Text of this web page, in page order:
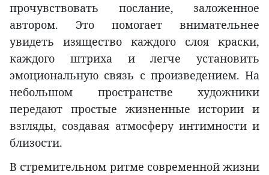
прочувствовать послание, заложенное
автором. Это помогает внимательнее
увидеть изящество каждого слоя краски,
каждого штриха и легче установить
эмоциональную связь с произведением. На
небольшом пространстве художники
передают простые жизненные истории и
взгляды, создавая атмосферу интимности и
близости.
В стремительном ритме современной жизни